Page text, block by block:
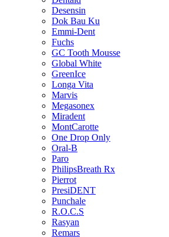
Desensin
Dok Bau Ku
Emmi-Dent
Fuchs
GC Tooth Mousse
Global White
GreenIce
Longa Vita
Marvis
Megasonex
Miradent
MontCarotte
One Drop Only
Oral-B
Paro
PhilipsBreath Rx
Pierrot
PresiDENT
Punchale
R.O.C.S
Rasyan
Remars